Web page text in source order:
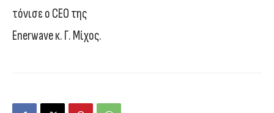
τόνισε ο CEO της
Enerwave κ. Γ. Mίχος.